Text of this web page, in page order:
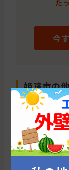
た
今
姫路市の
株式会社
累計施工件
平均施工単